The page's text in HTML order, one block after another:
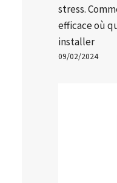
stress.
efficace où
installer
09/02/2024